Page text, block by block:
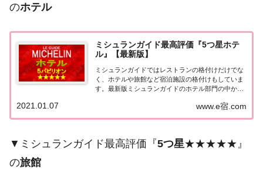
のホテル
ミシュランガイド最高評価『5つ星ホテ
ル』【最新版】
ミシュランガイドではレストランの格付けだけでな
く、ホテルや旅館など宿泊施設の格付けもしていま
す。最新版ミシュランガイドのホテル部門の中から
をまとめてみました♪ いずれのホテルも人気ランキ
ングなどで常に上位を賑わす有名ホテル。各ホテル
www.e宿.com
2021.01.07
▼ミシュランガイド最高評価『5つ星★★★★★』
の旅館